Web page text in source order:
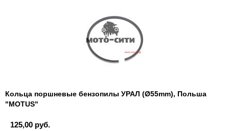
Кольца поршневые бензопилы УРАЛ (Ø55mm), Польша
"MOTUS"
125,00 руб.